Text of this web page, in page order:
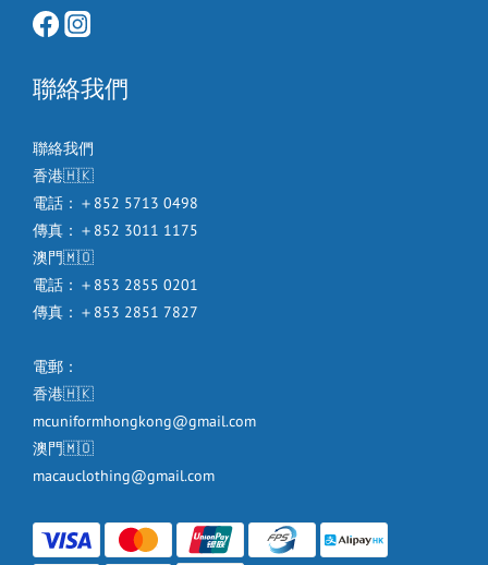
聯絡我們
聯絡我們
香港🇭🇰
電話：＋852 5713 0498
傳真：＋852 3011 1175
澳門🇲🇴
電話：＋853 2855 0201
傳真：＋853 2851 7827
電郵：
香港🇭🇰
mcuniformhongkong@gmail.com
澳門🇲🇴
macauclothing@gmail.com